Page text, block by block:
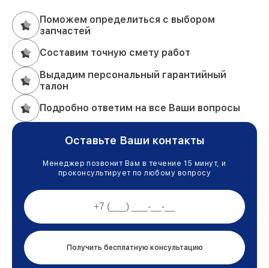
Поможем определиться с выбором
запчастей
Составим точную смету работ
Выдадим персональный гарантийный
талон
Подробно ответим на все Ваши вопросы
Оставьте Ваши контакты
Менеджер позвонит Вам в течение 15 минут, и
проконсультирует по любому вопросу
Получить бесплатную консультацию